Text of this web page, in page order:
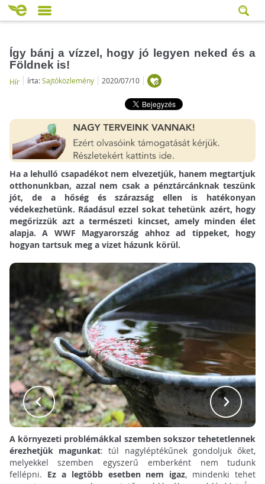
Így bánj a vízzel, hogy jó legyen neked és a
Földnek is!
Hír írta:Sajtóközlemény 2020/07/10
Ha a lehulló csapadékot nem elvezetjük, hanem megtartjuk
otthonunkban, azzal nem csak a pénztárcánknak teszünk
jót, de a hőség és szárazság ellen is hatékonyan
védekezhetünk. Ráadásul ezzel sokat tehetünk azért, hogy
megőrizzük azt a természeti kincset, amely minden élet
alapja. A WWF Magyarország ahhoz ad tippeket, hogy
hogyan tartsuk meg a vizet házunk körül.
A környezeti problémákkal szemben sokszor tehetetlennek
érezhetjük magunkat: túl nagyléptékűnek gondoljuk őket,
melyekkel szemben egyszerű emberként nem tudunk
fellépni. Ez a legtöbb esetben nem igaz, mindenki tehet